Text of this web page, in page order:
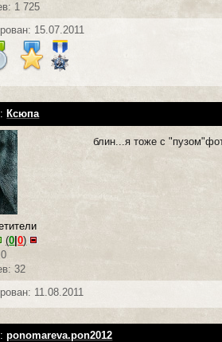
1 725
15.07.2011
Ксюпа
(0|0)
32
блин...я тоже с
11.08.2011
ponomareva.pon2012